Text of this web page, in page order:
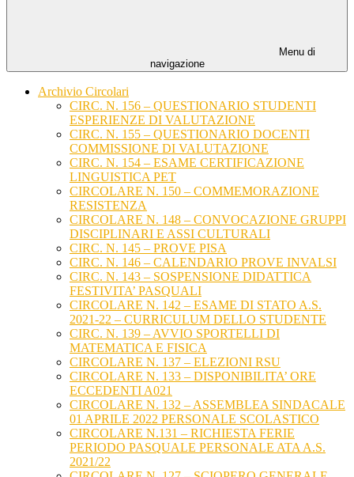
Menu di
navigazione
Archivio Circolari
CIRC. N. 156 – QUESTIONARIO STUDENTI
ESPERIENZE DI VALUTAZIONE
CIRC. N. 155 – QUESTIONARIO DOCENTI
COMMISSIONE DI VALUTAZIONE
CIRC. N. 154 – ESAME CERTIFICAZIONE
LINGUISTICA PET
CIRCOLARE N. 150 – COMMEMORAZIONE
RESISTENZA
CIRCOLARE N. 148 – CONVOCAZIONE GRUPPI
DISCIPLINARI E ASSI CULTURALI
CIRC. N. 145 – PROVE PISA
CIRC. N. 146 – CALENDARIO PROVE INVALSI
CIRC. N. 143 – SOSPENSIONE DIDATTICA
FESTIVITA’ PASQUALI
CIRCOLARE N. 142 – ESAME DI STATO A.S.
2021-22 – CURRICULUM DELLO STUDENTE
CIRC. N. 139 – AVVIO SPORTELLI DI
MATEMATICA E FISICA
CIRCOLARE N. 137 – ELEZIONI RSU
CIRCOLARE N. 133 – DISPONIBILITA’ ORE
ECCEDENTI A021
CIRCOLARE N. 132 – ASSEMBLEA SINDACALE
01 APRILE 2022 PERSONALE SCOLASTICO
CIRCOLARE N.131 – RICHIESTA FERIE
PERIODO PASQUALE PERSONALE ATA A.S.
2021/22